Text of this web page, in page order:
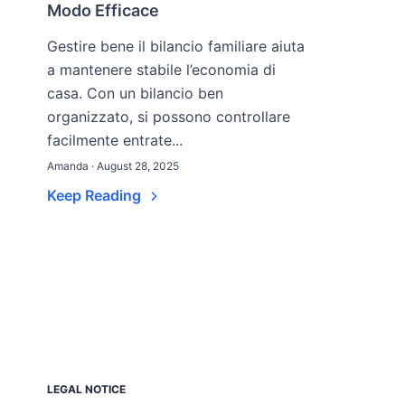
Modo Efficace
Gestire bene il bilancio familiare aiuta
a mantenere stabile l’economia di
casa. Con un bilancio ben
organizzato, si possono controllare
facilmente entrate...
Amanda · August 28, 2025
Keep Reading
LEGAL NOTICE